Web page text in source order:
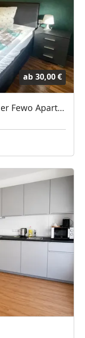
ab 30,00 €
Monteurwohnung Altforweiler Fewo Apartments